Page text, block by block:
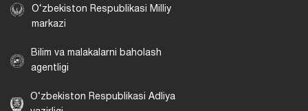
O‘zbekiston Respublikasi Milliy
markazi
Bilim va malakalarni baholash
agentligi
O‘zbekiston Respublikasi Adliya